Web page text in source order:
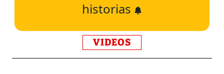
historias
VIDEOS